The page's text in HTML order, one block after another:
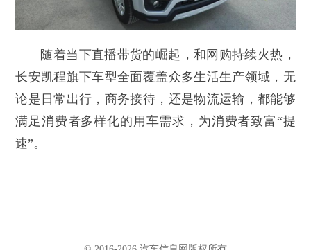
随着当下直播带货的崛起，和网购持续火热，
长安凯程旗下车型全面覆盖众多生活生产领域，无
论是日常出行，商务接待，还是物流运输，都能够
满足消费者多样化的用车需求，为消费者致富“提
速”。